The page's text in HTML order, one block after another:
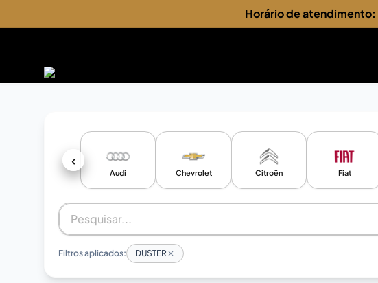
Horário de atendimento:
‹
Audi Chevrolet Citroën Fiat
Filtros aplicados: DUSTER